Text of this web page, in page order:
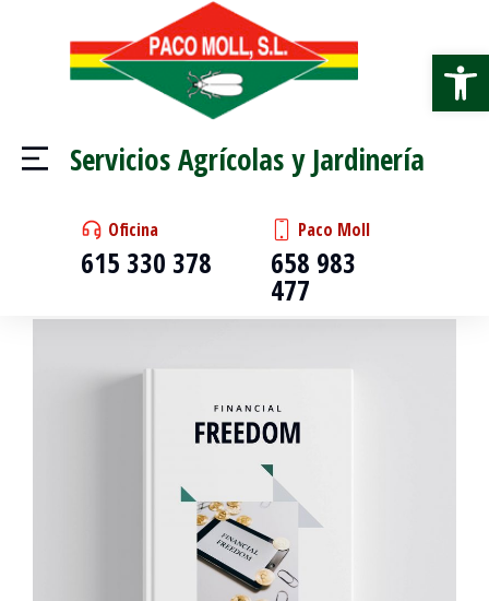
Servicios Agrícolas y Jardinería
Oficina
615 330 378
Paco Moll
658 983
477
Estás aquí:Trading Crypto currency